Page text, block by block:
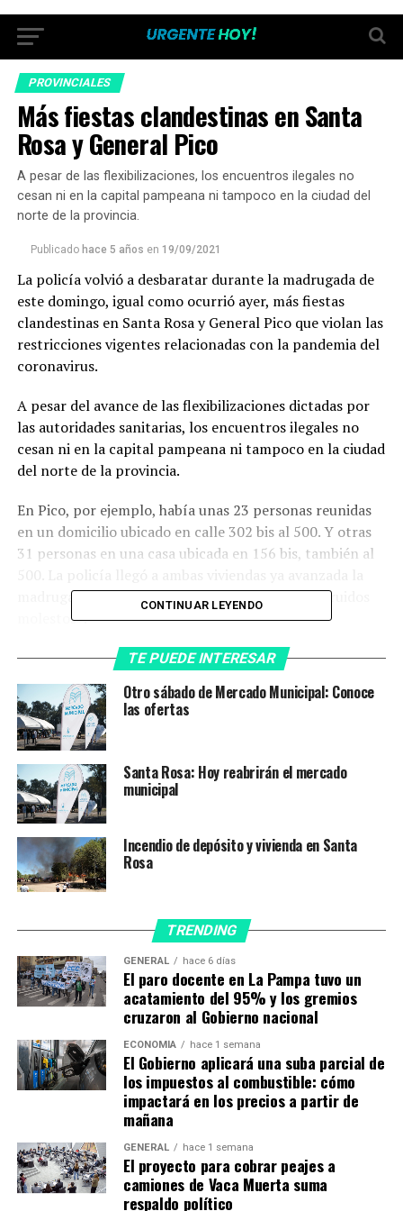
PROVINCIALES
Más fiestas clandestinas en Santa
Rosa y General Pico
A pesar de las flexibilizaciones, los encuentros ilegales no
cesan ni en la capital pampeana ni tampoco en la ciudad del
norte de la provincia.
Publicado hace 5 años en 19/09/2021
La policía volvió a desbaratar durante la madrugada de
este domingo, igual como ocurrió ayer, más fiestas
clandestinas en Santa Rosa y General Pico que violan las
restricciones vigentes relacionadas con la pandemia del
coronavirus.
A pesar del avance de las flexibilizaciones dictadas por
las autoridades sanitarias, los encuentros ilegales no
cesan ni en la capital pampeana ni tampoco en la ciudad
del norte de la provincia.
En Pico, por ejemplo, había unas 23 personas reunidas
en un domicilio ubicado en calle 302 bis al 500. Y otras
31 personas en una casa ubicada en 156 bis, también al
madrugada a partir de llamados anónimos por «ruidos
molestos».
En Santa Rosa, también fuera del horario permitido,
había unas 24 personas reunidas en un domicilio de la
calle Delfín Gallo al 1400 y otra con 38 personas en casa
de la calle Jujuy al 1.300.
«Hubo algunas reuniones más, pero no fueron
importantes en cuanto al número de asistentes», dijo la
fuente policial que habló con este diario.
TEMAS RELACIONADOS:
FIESTA CLANDESTINA
GENERAL PICO
SANTA ROSA
La Pampa suma dos nuevas áreas protegidas para
revalorizar sus humedales
NO TE PIERDAS
Llegaron 6400 dosis del laboratorio Sinopharm a La
Pampa
CONTINUAR LEYENDO
TE PUEDE INTERESAR
Otro sábado de Mercado Municipal: Conoce
las ofertas
Santa Rosa: Hoy reabrirán el mercado
municipal
Incendio de depósito y vivienda en Santa
Rosa
TRENDING
GENERAL hace 6 días
El paro docente en La Pampa tuvo un
acatamiento del 95% y los gremios
cruzaron al Gobierno nacional
ECONOMÍA hace 1 semana
El Gobierno aplicará una suba parcial de
los impuestos al combustible: cómo
impactará en los precios a partir de
mañana
GENERAL hace 1 semana
El proyecto para cobrar peajes a
camiones de Vaca Muerta suma
respaldo político